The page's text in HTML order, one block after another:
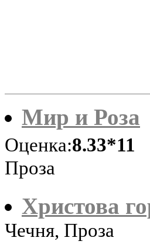
Мир и Роза
Оценка:8.33*11
Проза
Христова
Чечня, Проза